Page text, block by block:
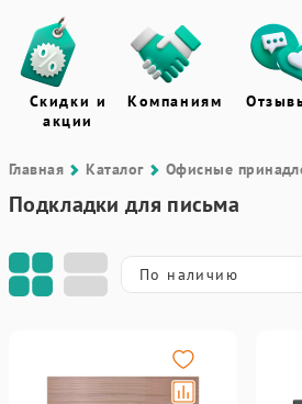
Скидки и
акции
Компаниям
Главная Каталог Офисные
Подкладки для письма
По наличию